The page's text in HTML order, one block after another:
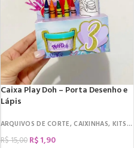
Caixa Play Doh – Porta Desenho e
Lápis
ARQUIVOS DE CORTE,CAIXINHAS, KITS COLORIR
R$15,00 R$1,90